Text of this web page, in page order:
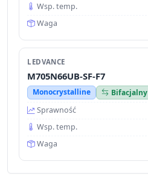
Wsp. temp.
Waga
LEDVANCE
M705N66UB-SF-F7
Monocrystalline
Bifacjalny
Sprawność
Wsp. temp.
Waga